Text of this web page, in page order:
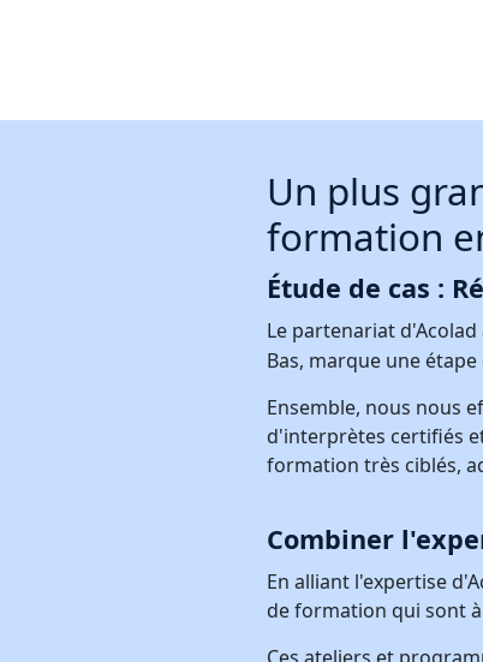
Un plus
formation
Étude de cas :
Le partenariat d'Acolad
Bas, marque une
Ensemble, nous nous
d'interprètes certifiés
formation très ciblés,
Combiner
En alliant l'expertise
de formation qui sont